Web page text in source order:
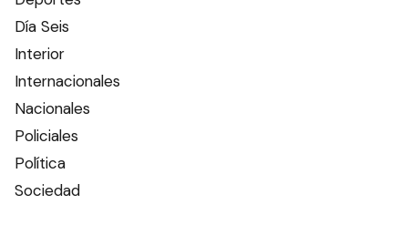
Secciones
Deportes
Día Seis
Interior
Internacionales
Nacionales
Policiales
Política